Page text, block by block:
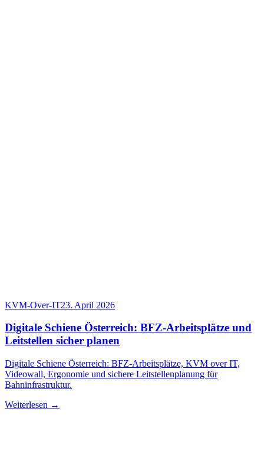
KVM-Over-IT23. April 2026
Digitale Schiene Österreich: BFZ-Arbeitsplätze und
Leitstellen sicher planen
Digitale Schiene Österreich: BFZ-Arbeitsplätze, KVM over IT,
Videowall, Ergonomie und sichere Leitstellenplanung für
Bahninfrastruktur.
Weiterlesen →